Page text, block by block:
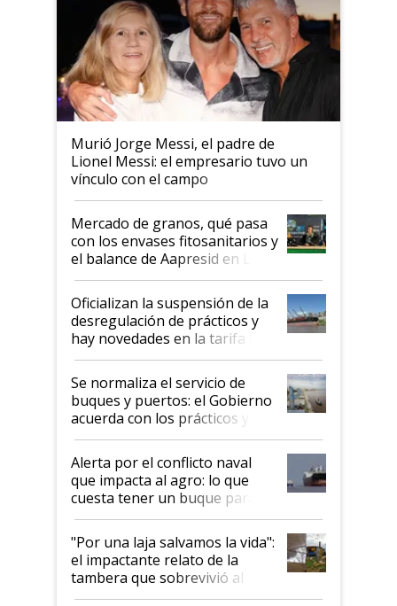
Murió Jorge Messi, el padre de
Lionel Messi: el empresario tuvo un
vínculo con el campo
Mercado de granos, qué pasa
con los envases fitosanitarios y
el balance de Aapresid en La
Posta
Oficializan la suspensión de la
desregulación de prácticos y
hay novedades en la tarifa de
la hidrovía
Se normaliza el servicio de
buques y puertos: el Gobierno
acuerda con los prácticos y
suspende el decreto de
desregulación
Alerta por el conflicto naval
que impacta al agro: lo que
cuesta tener un buque parado
y el peligro de que Argentina
pase a ser "país sucio"
"Por una laja salvamos la vida":
el impactante relato de la
tambera que sobrevivió al
tornado